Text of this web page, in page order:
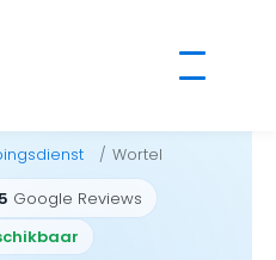
Wortel
Google Reviews